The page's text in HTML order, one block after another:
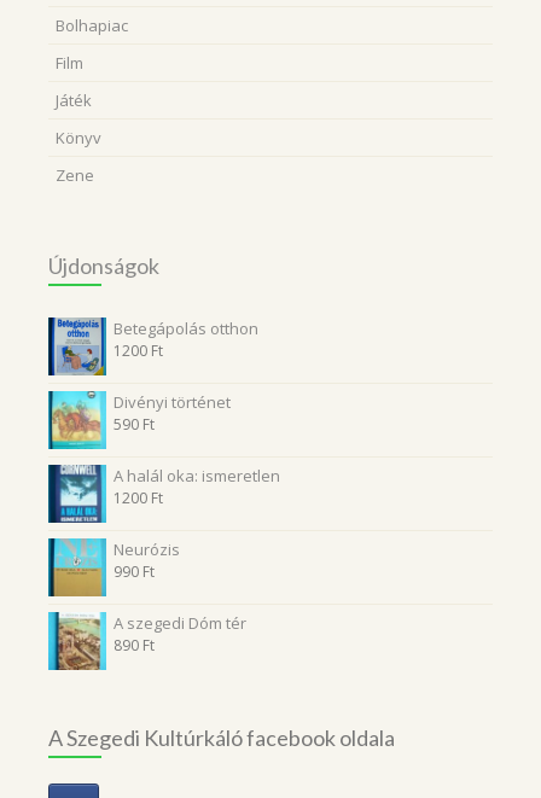
Bolhapiac
Film
Játék
Könyv
Zene
Újdonságok
Betegápolás otthon
1200 Ft
Divényi történet
590 Ft
A halál oka: ismeretlen
1200 Ft
Neurózis
990 Ft
A szegedi Dóm tér
890 Ft
A Szegedi Kultúrkáló facebook oldala